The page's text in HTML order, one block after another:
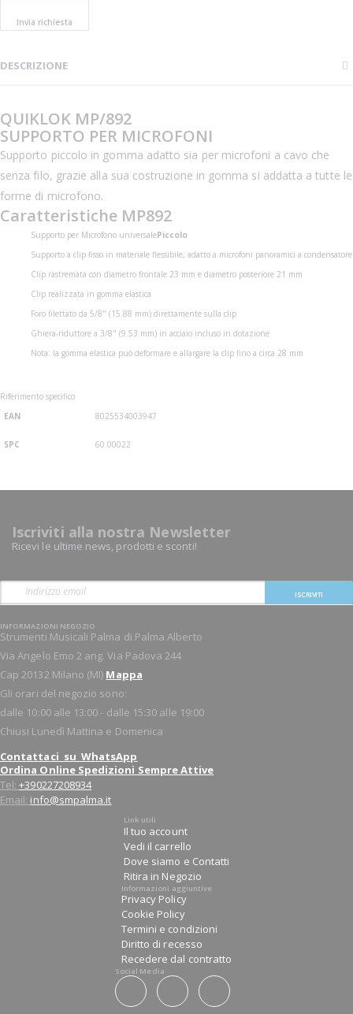
Invia richiesta
DESCRIZIONE
QUIKLOK MP/892
SUPPORTO PER MICROFONI
Supporto piccolo in gomma adatto sia per microfoni a cavo che
senza filo, grazie alla sua costruzione in gomma si addatta a tutte le
forme di microfono.
Caratteristiche MP892
Supporto per Microfono universalePiccolo
Supporto a clip fisso in materiale flessibile, adatto a microfoni panoramici a condensatore
Clip rastremata con diametro frontale 23 mm e diametro posteriore 21 mm
Clip realizzata in gomma elastica
Foro filettato da 5/8" (15.88 mm) direttamente sulla clip
Ghiera-riduttore a 3/8" (9.53 mm) in acciaio incluso in dotazione
Nota: la gomma elastica può deformare e allargare la clip fino a circa 28 mm
Riferimento specifico
EAN
8025534003947
SPC 60.00022
Iscriviti alla nostra Newsletter
Ricevi le ultime news, prodotti e sconti!
ISCRIVITI
INFORMAZIONI NEGOZIO
Strumenti Musicali Palma di Palma Alberto
Via Angelo Emo 2 ang. Via Padova 244
Cap 20132 Milano (MI) Mappa
Gli orari del negozio sono:
dalle 10:00 alle 13:00 - dalle 15:30 alle 19:00
Chiusi Lunedì Mattina e Domenica
Contattaci su WhatsApp
Ordina Online Spedizioni Sempre Attive
Tel:+390227208934
Email: info@smpalma.it
Link utili
Il tuo account
Vedi il carrello
Dove siamo e Contatti
Ritira in Negozio
Informazioni aggiuntive
Privacy Policy
Cookie Policy
Termini e condizioni
Diritto di recesso
Recedere dal contratto
Social Media